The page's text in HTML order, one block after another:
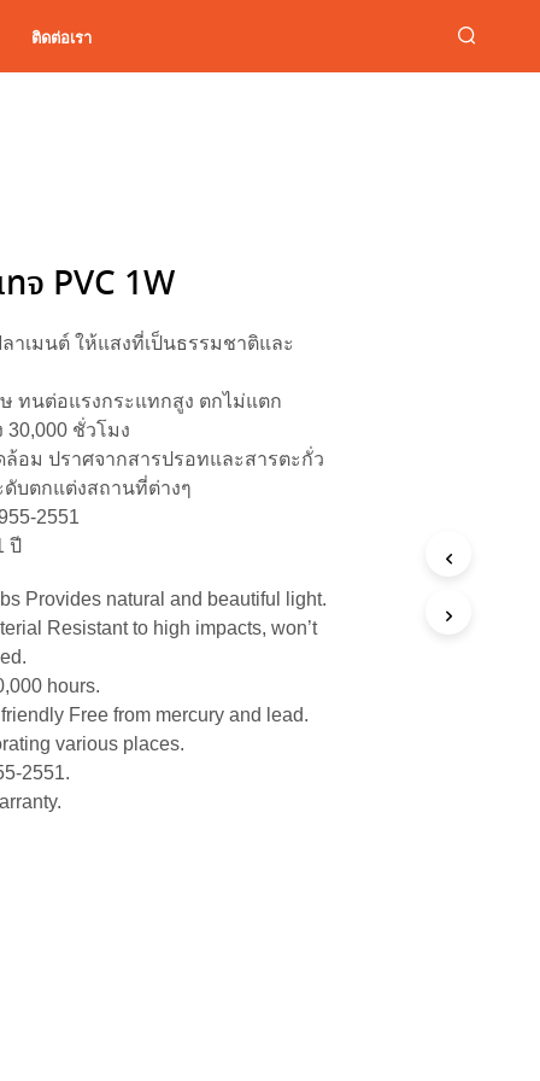
ติดต่อเรา
จ PVC 1W
าเมนต์ ให้แสงที่เป็นธรรมชาติและ
ทนต่อแรงกระแทกสูง ตกไม่แตก
30,000 ชั่วโมง
ล้อม ปราศจากสารปรอทและสารตะกั่ว
ดับตกแต่งสถานที่ต่างๆ
2551
ปี
Provides natural and beautiful light.
Resistant to high impacts, won’t
hours.
Free from mercury and lead.
various places.
2551.